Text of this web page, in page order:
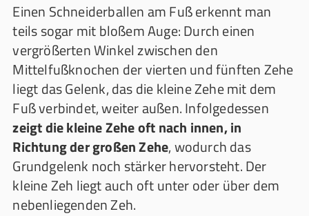
Einen Schneiderballen am Fuß erkennt man
teils sogar mit bloßem Auge: Durch einen
vergrößerten Winkel zwischen den
Mittelfußknochen der vierten und fünften Zehe
liegt das Gelenk, das die kleine Zehe mit dem
Fuß verbindet, weiter außen. Infolgedessen
zeigt die kleine Zehe oft nach innen, in
Richtung der großen Zehe, wodurch das
Grundgelenk noch stärker hervorsteht. Der
kleine Zeh liegt auch oft unter oder über dem
nebenliegenden Zeh.